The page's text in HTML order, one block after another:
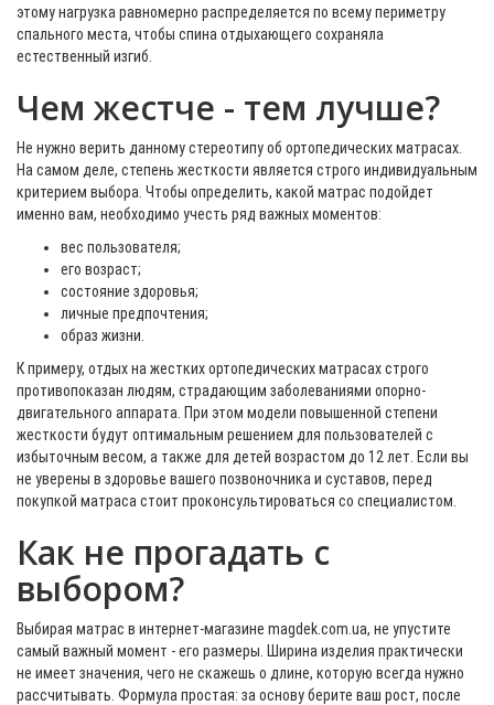
этому нагрузка равномерно распределяется по всему периметру
спального места, чтобы спина отдыхающего сохраняла
естественный изгиб.
Чем жестче - тем лучше?
Не нужно верить данному стереотипу об ортопедических матрасах.
На самом деле, степень жесткости является строго индивидуальным
критерием выбора. Чтобы определить, какой матрас подойдет
именно вам, необходимо учесть ряд важных моментов:
вес пользователя;
его возраст;
состояние здоровья;
личные предпочтения;
образ жизни.
К примеру, отдых на жестких ортопедических матрасах строго
противопоказан людям, страдающим заболеваниями опорно-
двигательного аппарата. При этом модели повышенной степени
жесткости будут оптимальным решением для пользователей с
избыточным весом, а также для детей возрастом до 12 лет. Если вы
не уверены в здоровье вашего позвоночника и суставов, перед
покупкой матраса стоит проконсультироваться со специалистом.
Как не прогадать с
выбором?
Выбирая матрас в интернет-магазине magdek.com.ua, не упустите
самый важный момент - его размеры. Ширина изделия практически
не имеет значения, чего не скажешь о длине, которую всегда нужно
рассчитывать. Формула простая: за основу берите ваш рост, после